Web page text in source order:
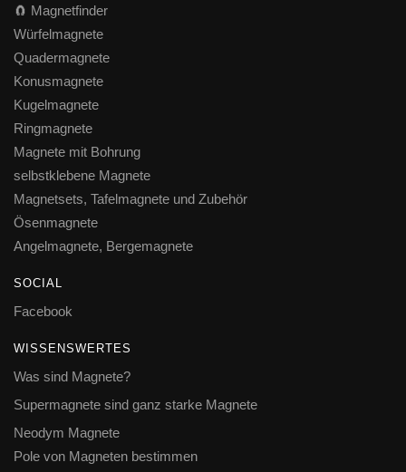
🧲 Magnetfinder
Würfelmagnete
Quadermagnete
Konusmagnete
Kugelmagnete
Ringmagnete
Magnete mit Bohrung
selbstklebene Magnete
Magnetsets, Tafelmagnete und Zubehör
Ösenmagnete
Angelmagnete, Bergemagnete
SOCIAL
Facebook
WISSENSWERTES
Was sind Magnete?
Supermagnete sind ganz starke Magnete
Neodym Magnete
Pole von Magneten bestimmen